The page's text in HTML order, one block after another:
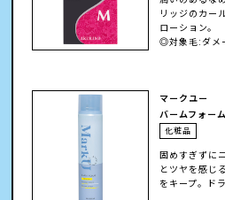
リッジのカー
ローション。
◎対象毛:ダメ
マークユー
バームフォー
化粧品
固めすぎずに
とツヤを感じ
をキープ。ド